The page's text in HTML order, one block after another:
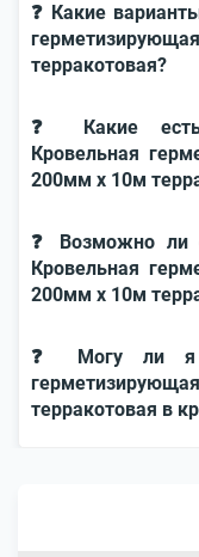
❓ Какие
терракотовая?
❓ Какие
Кровельная
200мм x 10м
❓ Возможно ли
Кровельная
200мм x 10м
❓ Могу ли я
терракотовая в